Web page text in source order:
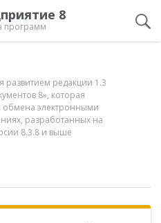
8
программ
развитием редакции 1.3
8», которая
обмена электронными
разработанных на
8.3.8 и выше